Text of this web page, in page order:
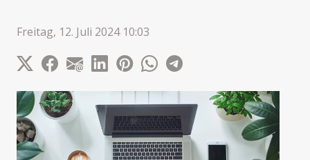
Freitag, 12. Juli 2024 10:03